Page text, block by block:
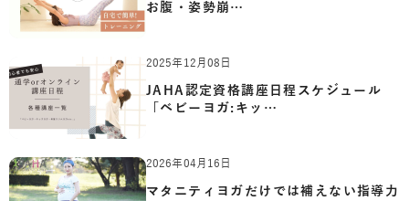
お腹・姿勢崩…
2025年12月08日
JAHA認定資格講座日程スケジュール
「ベビーヨガ:キッ…
2026年04月16日
マタニティヨガだけでは補えない指導力